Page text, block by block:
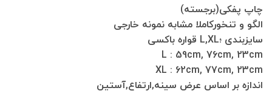
چاپ پفکی(برجسته)
الگو و تنخورکاملا مشابه نمونه خارجی
سایزبندی ؛L,XL قواره باکسی
L : 59cm, 76cm, 23cm
XL : 62cm, 77cm, 23cm
اندازه بر اساس عرض سینه,ارتفاع,آستین